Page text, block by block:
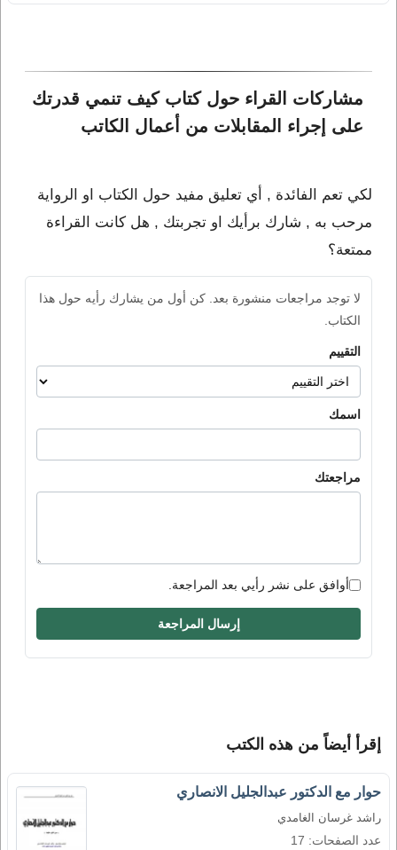
مشاركات القراء حول كتاب كيف تنمي قدرتك
على إجراء المقابلات من أعمال الكاتب
لكي تعم الفائدة , أي تعليق مفيد حول الكتاب او الرواية
مرحب به , شارك برأيك او تجربتك , هل كانت القراءة
ممتعة؟
لا توجد مراجعات منشورة بعد. كن أول من يشارك رأيه حول هذا
الكتاب.
التقييم
اسمك
مراجعتك
أوافق على نشر رأيي بعد المراجعة.
إرسال المراجعة
إقرأ أيضاً من هذه الكتب
حوار مع الدكتور عبدالجليل الانصاري
راشد غرسان الغامدي
عدد الصفحات: 17